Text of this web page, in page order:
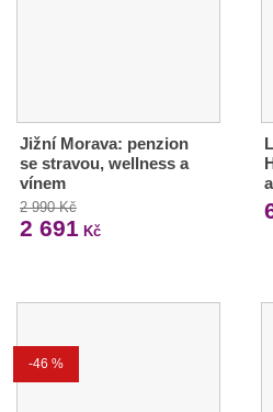
Jižní Morava: penzion
se stravou, wellness a
vínem
2 990 Kč
2 691 Kč
-46 %